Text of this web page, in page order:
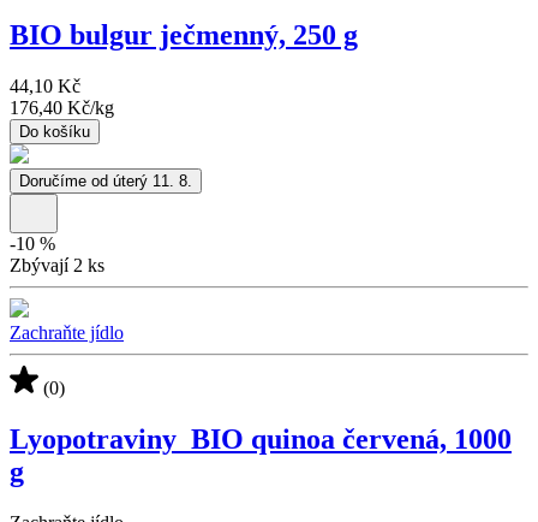
BIO bulgur ječmenný, 250 g
44,10 Kč
176,40 Kč/kg
Do košíku
Doručíme od úterý 11. 8.
-10 %
Zbývají 2 ks
Zachraňte jídlo
(0)
Lyopotraviny_BIO quinoa červená, 1000
g